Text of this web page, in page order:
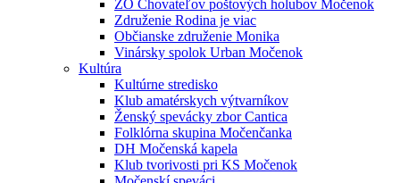
ZO Chovateľov poštových holubov Močenok
Združenie Rodina je viac
Občianske združenie Monika
Vinársky spolok Urban Močenok
Kultúra
Kultúrne stredisko
Klub amatérskych výtvarníkov
Ženský spevácky zbor Cantica
Folklórna skupina Močenčanka
DH Močenská kapela
Klub tvorivosti pri KS Močenok